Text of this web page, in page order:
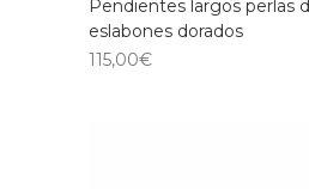
Pendientes largos perlas
eslabones dorados
115,00€